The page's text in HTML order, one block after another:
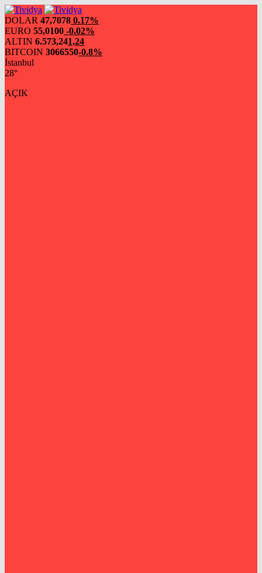
evden
eve
nakliyat
DOLAR 47,7078 0.17%
EURO 55,0100 -0.02%
ALTIN 6.573,241,24
BITCOIN 3066550-0.8%
İstanbul
28°
AÇIK